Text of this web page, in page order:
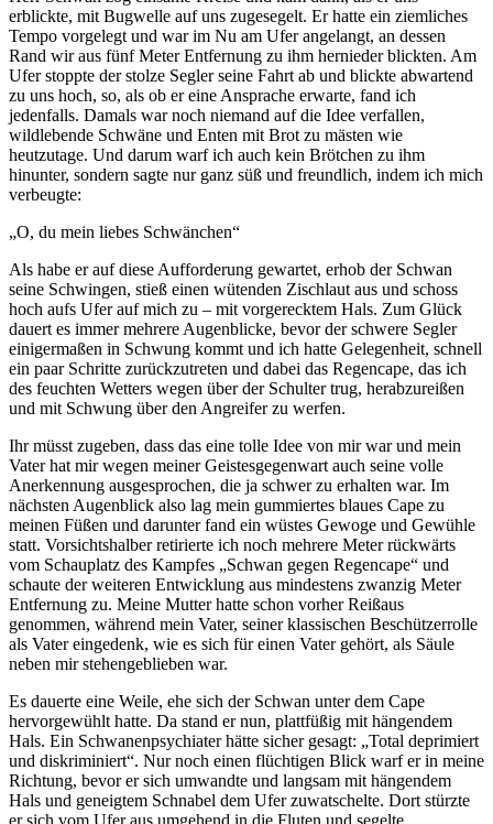
erblickte, mit Bugwelle auf uns zugesegelt. Er hatte ein ziemliches
Tempo vorgelegt und war im Nu am Ufer angelangt, an dessen
Rand wir aus fünf Meter Entfernung zu ihm hernieder blickten. Am
Ufer stoppte der stolze Segler seine Fahrt ab und blickte abwartend
zu uns hoch, so, als ob er eine Ansprache erwarte, fand ich
jedenfalls. Damals war noch niemand auf die Idee verfallen,
wildlebende Schwäne und Enten mit Brot zu mästen wie
heutzutage. Und darum warf ich auch kein Brötchen zu ihm
hinunter, sondern sagte nur ganz süß und freundlich, indem ich mich
verbeugte:
O, du mein liebes Schwänchen
Als habe er auf diese Aufforderung gewartet, erhob der Schwan
seine Schwingen, stieß einen wütenden Zischlaut aus und schoss
hoch aufs Ufer auf mich zu – mit vorgerecktem Hals. Zum Glück
dauert es immer mehrere Augenblicke, bevor der schwere Segler
einigermaßen in Schwung kommt und ich hatte Gelegenheit, schnell
ein paar Schritte zurückzutreten und dabei das Regencape, das ich
des feuchten Wetters wegen über der Schulter trug, herabzureißen
und mit Schwung über den Angreifer zu werfen.
Ihr müsst zugeben, dass das eine tolle Idee von mir war und mein
Vater hat mir wegen meiner Geistesgegenwart auch seine volle
Anerkennung ausgesprochen, die ja schwer zu erhalten war. Im
nächsten Augenblick also lag mein gummiertes blaues Cape zu
meinen Füßen und darunter fand ein wüstes Gewoge und Gewühle
statt. Vorsichtshalber retirierte ich noch mehrere Meter rückwärts
vom Schauplatz des Kampfes
Schwan gegen Regencape
und
schaute der weiteren Entwicklung aus mindestens zwanzig Meter
Entfernung zu. Meine Mutter hatte schon vorher Reißaus
genommen, während mein Vater, seiner klassischen Beschützerrolle
als Vater eingedenk, wie es sich für einen Vater gehört, als Säule
neben mir stehengeblieben war.
Es dauerte eine Weile, ehe sich der Schwan unter dem Cape
hervorgewühlt hatte. Da stand er nun, plattfüßig mit hängendem
Hals. Ein Schwanenpsychiater hätte sicher gesagt:
Total deprimiert
und diskriminiert . Nur noch einen flüchtigen Blick warf er in meine
Richtung, bevor er sich umwandte und langsam mit hängendem
Hals und geneigtem Schnabel dem Ufer zuwatschelte. Dort stürzte
er sich vom Ufer aus umgehend in die Fluten und segelte